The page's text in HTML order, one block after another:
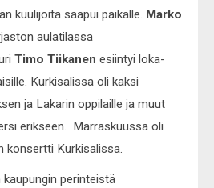
kuulijoita saapui paikalle. Marko
aulatilassa
Timo Tiikanen esiintyi loka-
Kurkisalissa oli kaksi
ja Lakarin oppilaille ja muut
erikseen. Marraskuussa oli
konsertti Kurkisalissa.
perinteistä